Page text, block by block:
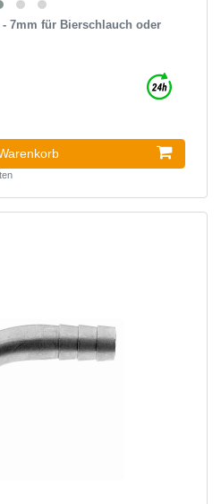
7mm für Bierschlauch oder